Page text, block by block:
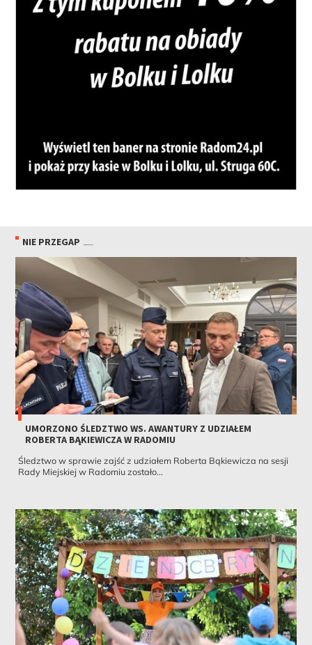
NIE PRZEGAP
UMORZONO ŚLEDZTWO WS. AWANTURY Z UDZIAŁEM
ROBERTA BĄKIEWICZA W RADOMIU
Śledztwo w sprawie zajść z udziałem Roberta Bąkiewicza na sesji
Rady Miejskiej w Radomiu zostało...